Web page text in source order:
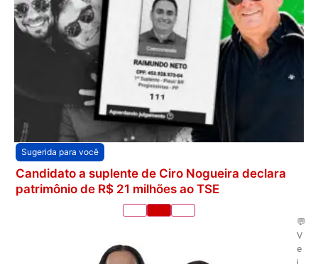
Sugerida para você
Candidato a suplente de Ciro Nogueira declara
patrimônio de R$ 21 milhões ao TSE
💬
V
e